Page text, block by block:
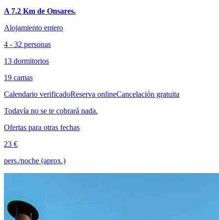
A 7.2 Km de Onsares.
Alojamiento entero
4 - 32 personas
13 dormitorios
19 camas
Calendario verificadoReserva onlineCancelación gratuita
Todavía no se te cobrará nada.
Ofertas para otras fechas
23 €
pers./noche (aprox.)